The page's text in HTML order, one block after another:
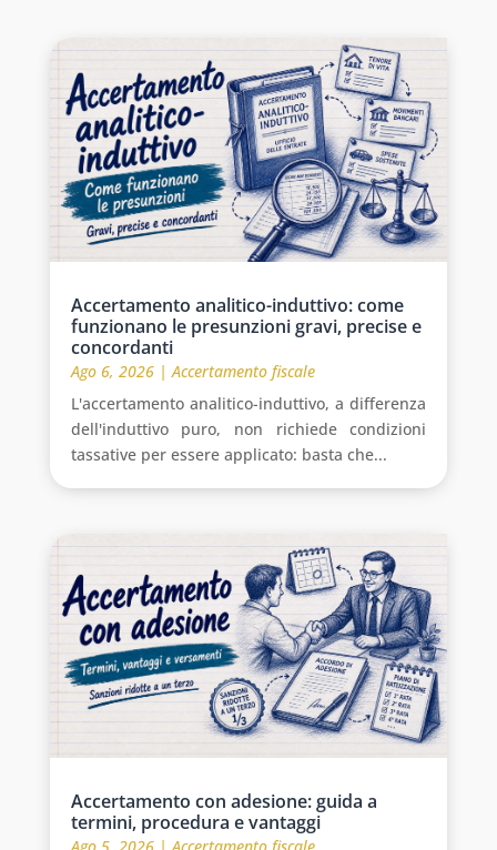
Accertamento analitico-induttivo: come
funzionano le presunzioni gravi, precise e
concordanti
Ago 6, 2026|Accertamento fiscale
L'accertamento analitico-induttivo, a differenza
dell'induttivo puro, non richiede condizioni
tassative per essere applicato: basta che...
Accertamento con adesione: guida a
termini, procedura e vantaggi